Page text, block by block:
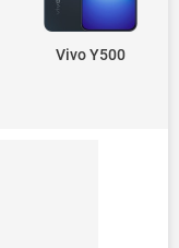
Vivo Y500